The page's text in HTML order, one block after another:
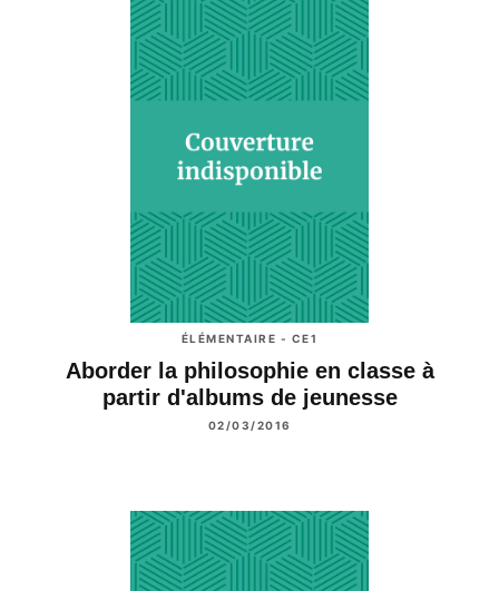
ÉLÉMENTAIRE - CE1
Aborder la philosophie en classe à
partir d'albums de jeunesse
02/03/2016